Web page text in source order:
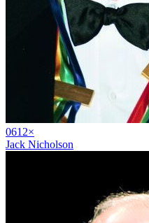
0612×
Jack Nicholson